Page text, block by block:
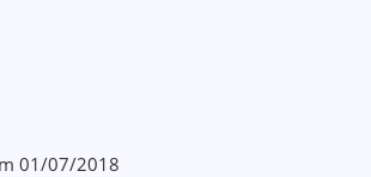
01/07/2018